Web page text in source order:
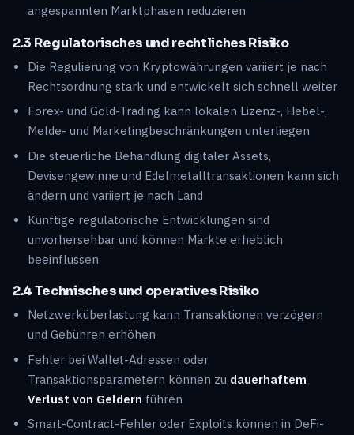
angespannten Marktphasen reduzieren
2.3 Regulatorisches und rechtliches Risiko
Die Regulierung von Kryptowährungen variiert je nach
Rechtsordnung stark und entwickelt sich schnell weiter
Forex- und Gold-Trading kann lokalen Lizenz-, Hebel-,
Melde- und Marketingbeschränkungen unterliegen
Die steuerliche Behandlung digitaler Assets,
Devisengewinne und Edelmetalltransaktionen kann sich
ändern und variiert je nach Land
Künftige regulatorische Entwicklungen sind
unvorhersehbar und können Märkte erheblich
beeinflussen
2.4 Technisches und operatives Risiko
Netzwerküberlastung kann Transaktionen verzögern
und Gebühren erhöhen
Fehler bei Wallet-Adressen oder
Transaktionsparametern können zu dauerhaftem
Verlust von Geldern führen
Smart-Contract-Fehler oder Exploits können in DeFi-